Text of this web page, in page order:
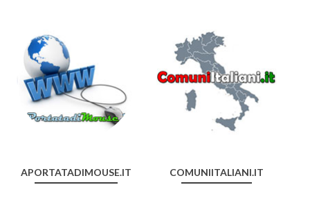
APORTATADIMOUSE.IT COMUNIITALIANI.IT